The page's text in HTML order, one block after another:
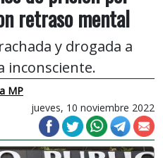
retraso mental
y drogada a
inconsciente.
MP
jueves, 10 noviembre 2022